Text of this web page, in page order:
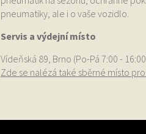
pneumatiky, ale i o vaše vozidlo.
Servis a výdejní místo
Vídeňská 89, Brno (Po-Pá 7:00 -
Zde se nalézá také sběrné místo